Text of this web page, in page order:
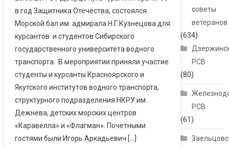
в год Защитника Отечества, состоялся
Морской бал им. адмирала Н.Г.Кузнецова для
курсантов и студентов Сибирского
государственного университета водного
транспорта. В мероприятии приняли участие
студенты и курсанты Красноярского и
Якутского институтов водного транспорта,
структурного подразделения НКРУ им.
Дежнева, детских морских центров
«Каравелла» и «Флагман». Почетными
гостями были Игорь Аркадьевич […]
советы
ветеранов
(634)
РСВ
(80)
РСВ
(61)